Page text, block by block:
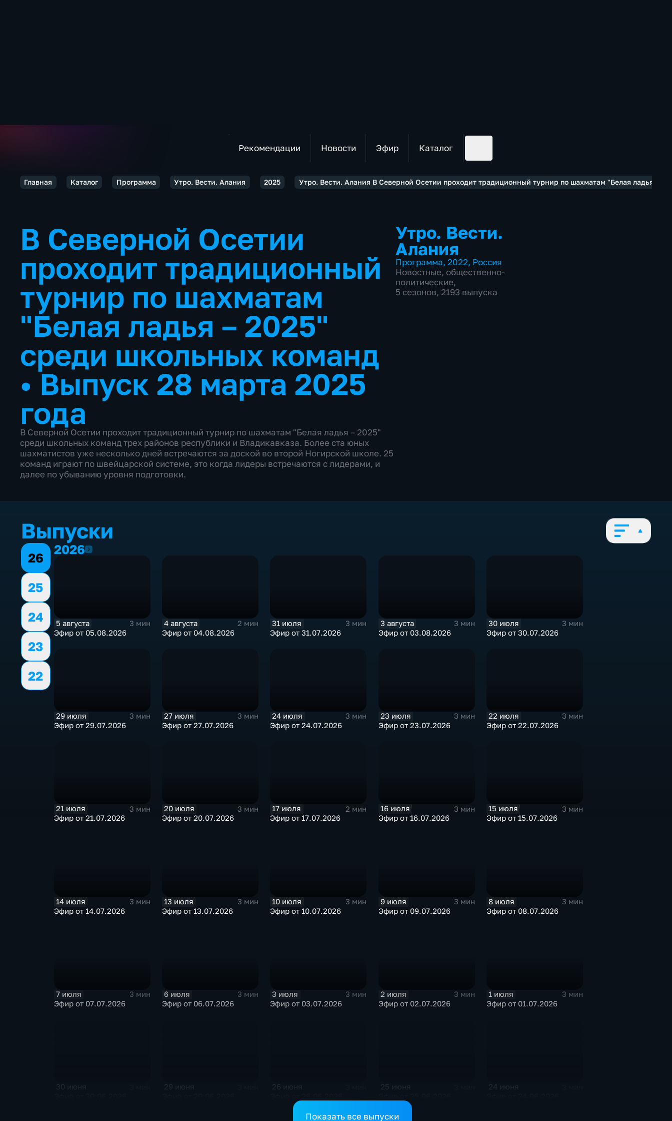
Рекомендации Новости Эфир Каталог
Главная Каталог Программа Утро. Вести. Алания 2025 Утро. Вести. Алания В Северной Осетии проходит традиционный турнир по шахматам "Белая ладья –
В Северной Осетии
проходит традиционный
турнир по шахматам
"Белая ладья – 2025"
среди школьных команд
•Выпуск 28 марта 2025
года
В Северной Осетии проходит традиционный турнир по шахматам "Белая ладья – 2025"
среди школьных команд трех районов республики и Владикавказа. Более ста юных
шахматистов уже несколько дней встречаются за доской во второй Ногирской школе. 25
команд играют по швейцарской системе, это когда лидеры встречаются с лидерами, и
далее по убыванию уровня подготовки.
Утро. Вести.
Алания
Программа, 2022, Россия
Новостные, общественно-
политические,
5 сезонов, 2193 выпуска
Выпуски
26
25
24
23
22
20262026
5 августа
3 мин
Эфир от 05.08.2026
4 августа
2 мин
Эфир от 04.08.2026
31 июля
3 мин
Эфир от 31.07.2026
3 августа
3 мин
Эфир от 03.08.2026
30 июля
3 мин
Эфир от 30.07.2026
29 июля
3 мин
Эфир от 29.07.2026
27 июля
3 мин
Эфир от 27.07.2026
24 июля
3 мин
Эфир от 24.07.2026
23 июля
3 мин
Эфир от 23.07.2026
22 июля
3 мин
Эфир от 22.07.2026
21 июля
3 мин
Эфир от 21.07.2026
20 июля
3 мин
Эфир от 20.07.2026
17 июля
2 мин
Эфир от 17.07.2026
16 июля
3 мин
Эфир от 16.07.2026
15 июля
3 мин
Эфир от 15.07.2026
14 июля
3 мин
Эфир от 14.07.2026
13 июля
3 мин
Эфир от 13.07.2026
10 июля
3 мин
Эфир от 10.07.2026
9 июля
3 мин
Эфир от 09.07.2026
8 июля
3 мин
Эфир от 08.07.2026
7 июля
3 мин
Эфир от 07.07.2026
6 июля
3 мин
Эфир от 06.07.2026
3 июля
3 мин
Эфир от 03.07.2026
2 июля
3 мин
Эфир от 02.07.2026
1 июля
3 мин
Эфир от 01.07.2026
30 июня 29 июня 26 июня 25 июня 24 июня
Показать все выпуски